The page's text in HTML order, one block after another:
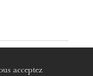
acceptez